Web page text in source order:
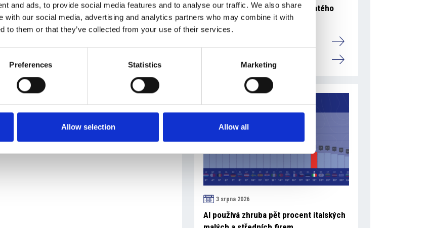
and ads, to provide social media features and to analyse our traffic. We also share
with our social media, advertising and analytics partners who may combine it with
to them or that they’ve collected from your use of their services.
Preferences Statistics Marketing
Allow selection Allow all
Pražský fragment evangelia svatého
Marka bude vystaven v Aquileii
3 srpna 2026
AI používá zhruba pět procent italských